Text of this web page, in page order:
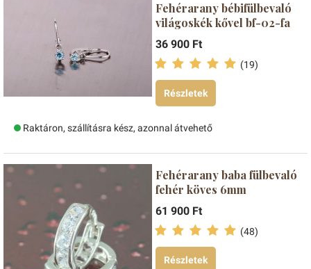
Fehérarany bébifülbevaló
világoskék kővel bf-02-fa
36 900 Ft
(19)
Részletek
Raktáron, szállításra kész, azonnal átvehető
Fehérarany baba fülbevaló
fehér köves 6mm
61 900 Ft
(48)
Részletek